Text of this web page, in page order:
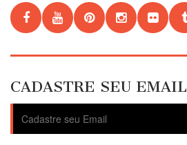
CADASTRE SEU EMAIL